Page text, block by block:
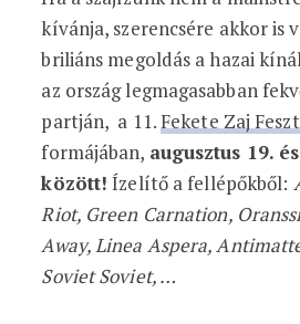
kívánja, szerencsére akkor is
briliáns megoldás a hazai
az ország legmagasabban
partján, a 11. Fekete Zaj
formájában, augusztus 19.
között! Ízelítő a fellépőkből:
Riot, Green Carnation,
Away, Linea Aspera,
Soviet Soviet, …